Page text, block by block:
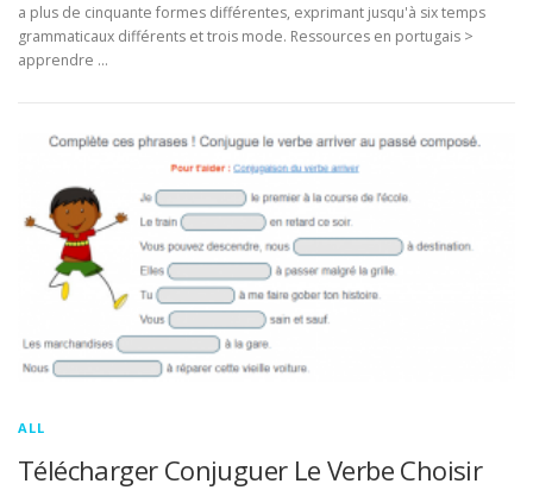
a plus de cinquante formes différentes, exprimant jusqu'à six temps
grammaticaux différents et trois mode. Ressources en portugais >
apprendre …
ALL
Télécharger Conjuguer Le Verbe Choisir